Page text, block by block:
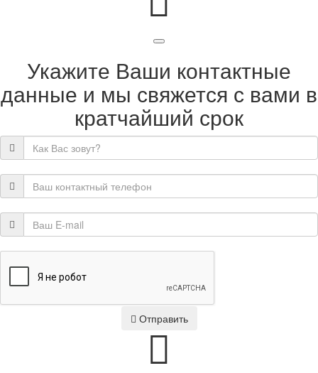
Укажите Ваши контактные
данные и мы свяжется с вами в
кратчайший срок
Отправить